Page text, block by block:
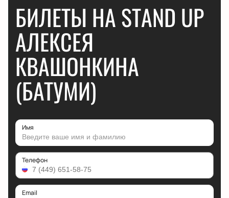
БИЛЕТЫ НА STAND UP
АЛЕКСЕЯ
КВАШОНКИНА
(БАТУМИ)
Имя
Телефон
Email